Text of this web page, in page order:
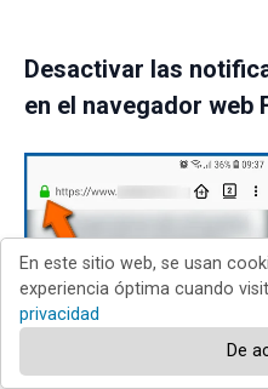
Desactivar las
en el navegador web
En este sitio web, se usan
experiencia óptima cuando
privacidad
De